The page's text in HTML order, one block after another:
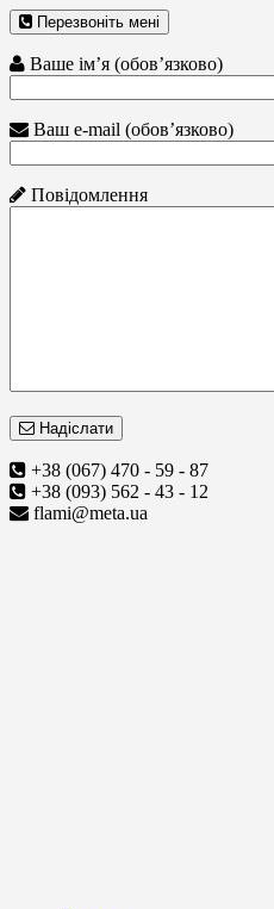
Перезвоніть мені
Ваше ім’я (обов’язково)
Ваш e-mail (обов’язково)
Повідомлення
Надіслати
+38 (067) 470 - 59 - 87
+38 (093) 562 - 43 - 12
flami@meta.ua